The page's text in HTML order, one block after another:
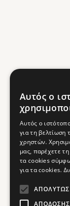
Αυτός ο
Αυτός ο
για τη βελτίωση
χρηστών.
μας, παρέχετε
τα cookies
για τα cookies.
ΑΠΌΔΟΣΗΣ